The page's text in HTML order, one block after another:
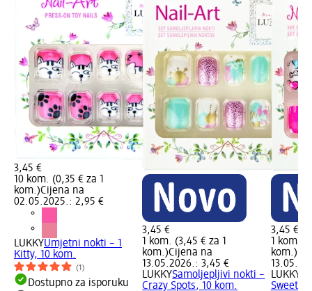
3,45 €
10 kom. (0,35 € za 1
kom.)Cijena na
02.05.2025.: 2,95 €
LUKKYUmjetni nokti – 1
Kitty, 10 kom.
(1)
Dostupno za isporuku
3,45 €
1 kom. (3,45 € za 1
kom.)Cijena na
13.05.2026.: 3,45 €
LUKKYSamoljepljivi nokti –
Crazy Spots, 10 kom.
3,45 €
1 kom.
kom.)
LUKKY